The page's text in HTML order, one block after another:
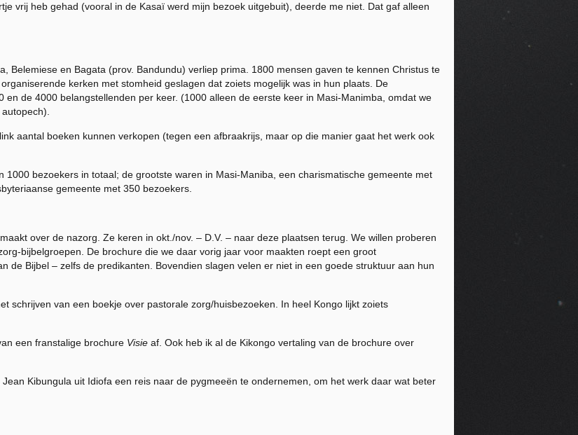
vrij heb gehad (vooral in de Kasaï werd mijn bezoek uitgebuit), deerde me niet. Dat gaf alleen
Belemiese en Bagata (prov. Bandundu) verliep prima. 1800 mensen gaven te kennen Christus te
kerken met stomheid geslagen dat zoiets mogelijk was in hun plaats. De
en de 4000 belangstellenden per keer. (1000 alleen de eerste keer in Masi-Manimba, omdat we
boeken kunnen verkopen (tegen een afbraakrijs, maar op die manier gaat het werk ook
bezoekers in totaal; de grootste waren in Masi-Maniba, een charismatische gemeente met
gemeente met 350 bezoekers.
over de nazorg. Ze keren in okt./nov. – D.V. – naar deze plaatsen terug. We willen proberen
bijbelgroepen. De brochure die we daar vorig jaar voor maakten roept een groot
de Bijbel – zelfs de predikanten. Bovendien slagen velen er niet in een goede struktuur aan hun
van een boekje over pastorale zorg/huisbezoeken. In heel Kongo lijkt zoiets
een franstalige brochure Visie af. Ook heb ik al de Kikongo vertaling van de brochure over
Kibungula uit Idiofa een reis naar de pygmeeën te ondernemen, om het werk daar wat beter